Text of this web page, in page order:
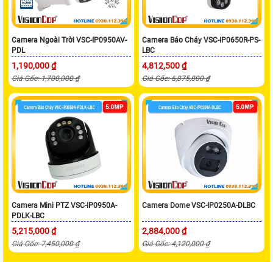
Camera Ngoài Trời VSC-IP0950AV-
PDL
1,190,000 ₫
Giá Gốc: 1,700,000 ₫
Camera Báo Cháy VSC-IP0650R-PS-
LBC
4,812,500 ₫
Giá Gốc: 6,875,000 ₫
Camera Mini PTZ VSC-IP0950A-
PDLK-LBC
5,215,000 ₫
Giá Gốc: 7,450,000 ₫
Camera Dome VSC-IP0250A-DLBC
2,884,000 ₫
Giá Gốc: 4,120,000 ₫